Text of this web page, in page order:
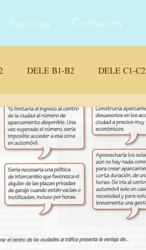
Servicios Contactos
DELE B1-B2 DELE C1-C2
Materiales para clase